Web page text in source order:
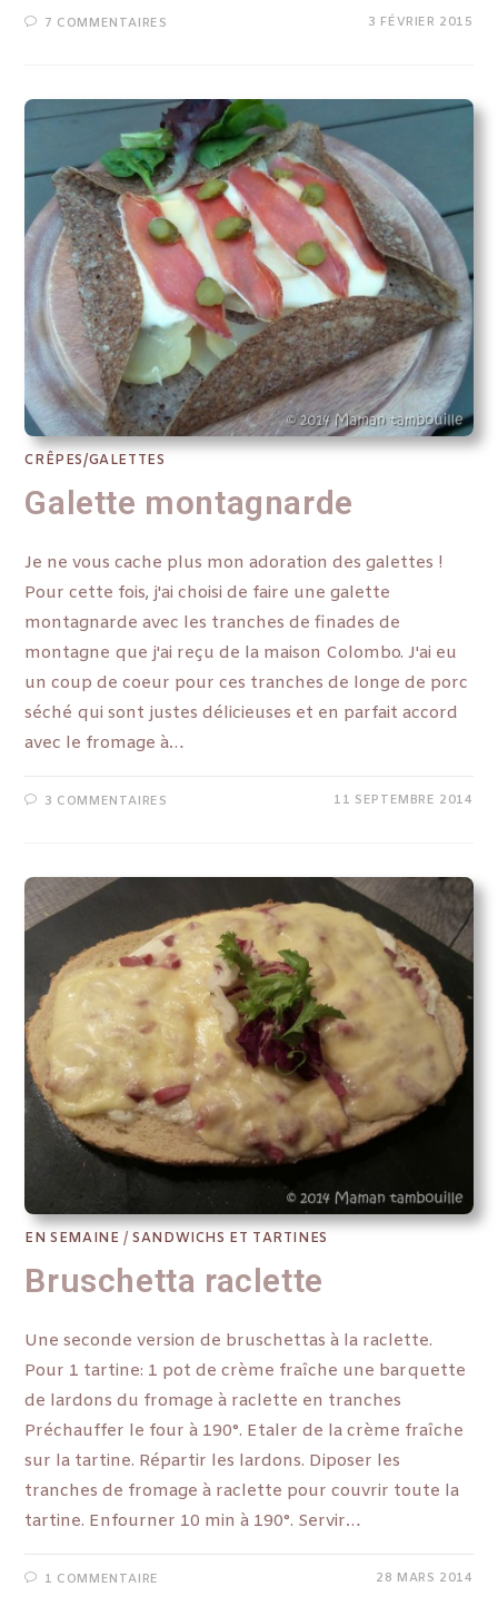
7 COMMENTAIRES 3 FÉVRIER 2015
CRÊPES/GALETTES
Galette montagnarde
Je ne vous cache plus mon adoration des galettes !
Pour cette fois, j'ai choisi de faire une galette
montagnarde avec les tranches de finades de
montagne que j'ai reçu de la maison Colombo. J'ai eu
un coup de coeur pour ces tranches de longe de porc
séché qui sont justes délicieuses et en parfait accord
avec le fromage à…
3 COMMENTAIRES 11 SEPTEMBRE 2014
EN SEMAINE /SANDWICHS ET TARTINES
Bruschetta raclette
Une seconde version de bruschettas à la raclette.
Pour 1 tartine: 1 pot de crème fraîche une barquette
de lardons du fromage à raclette en tranches
Préchauffer le four à 190°. Etaler de la crème fraîche
sur la tartine. Répartir les lardons. Diposer les
tranches de fromage à raclette pour couvrir toute la
tartine. Enfourner 10 min à 190°. Servir…
1 COMMENTAIRE 28 MARS 2014